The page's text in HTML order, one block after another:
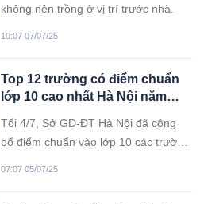
không nên trồng ở vị trí trước nhà.
10:07 07/07/25
Top 12 trường có điểm chuẩn
lớp 10 cao nhất Hà Nội năm
Tối 4/7, Sở GD-ĐT Hà Nội đã công
bố điểm chuẩn vào lớp 10 các trường
07:07 05/07/25